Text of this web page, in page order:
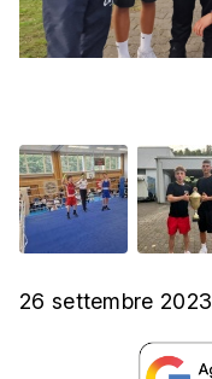
26 settembre 2023